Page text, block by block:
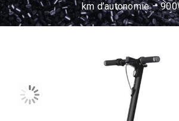
km d’autonomie –